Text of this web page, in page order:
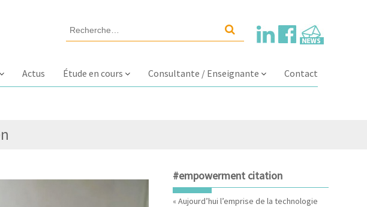
Actus Étude en cours Consultante / Enseignante Contact
#empowerment citation
« Aujourd’hui l’emprise de la technologie